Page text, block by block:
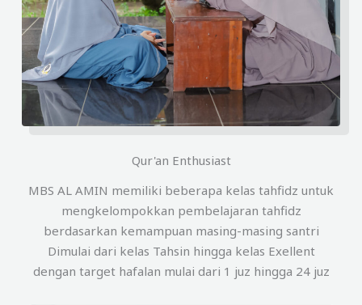
Qur'an Enthusiast
MBS AL AMIN memiliki beberapa kelas tahfidz untuk
mengkelompokkan pembelajaran tahfidz
berdasarkan kemampuan masing-masing santri
Dimulai dari kelas Tahsin hingga kelas Exellent
dengan target hafalan mulai dari 1 juz hingga 24 juz